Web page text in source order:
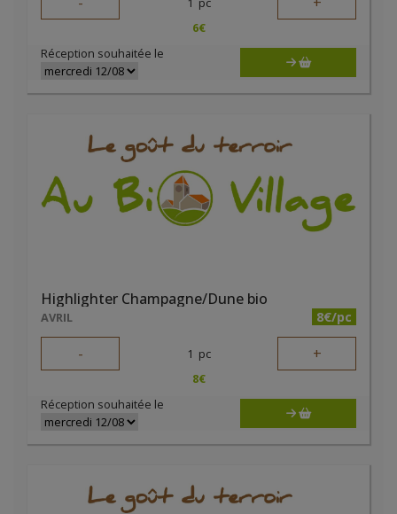
6€
Réception souhaitée le
Highlighter Champagne/Dune bio
AVRIL 8€/pc
- 1 pc +
8€
Réception souhaitée le